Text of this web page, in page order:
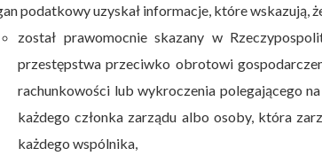
podatkowy uzyskał informacje, które wskazują,
został prawomocnie skazany w
przestępstwa przeciwko obrotowi
rachunkowości lub wykroczenia polegającego
każdego członka zarządu albo osoby, która
każdego wspólnika,